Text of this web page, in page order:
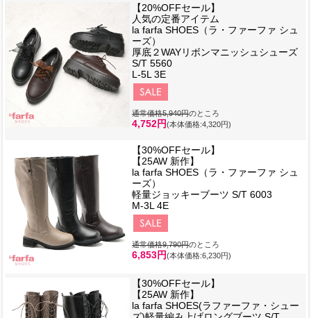
【20%OFFセール】
人気の定番アイテム
la farfa SHOES（ラ・ファーファ シュ
ーズ）
厚底２WAYリボンマニッシュシューズ
S/T 5560
L-5L 3E
通常価格5,940円のところ
4,752円(本体価格:4,320円)
【30%OFFセール】
【25AW 新作】
la farfa SHOES（ラ・ファーファ シュ
ーズ）
軽量ジョッキーブーツ S/T 6003
M-3L 4E
通常価格9,790円のところ
6,853円(本体価格:6,230円)
【30%OFFセール】
【25AW 新作】
la farfa SHOES(ラファーファ・シュー